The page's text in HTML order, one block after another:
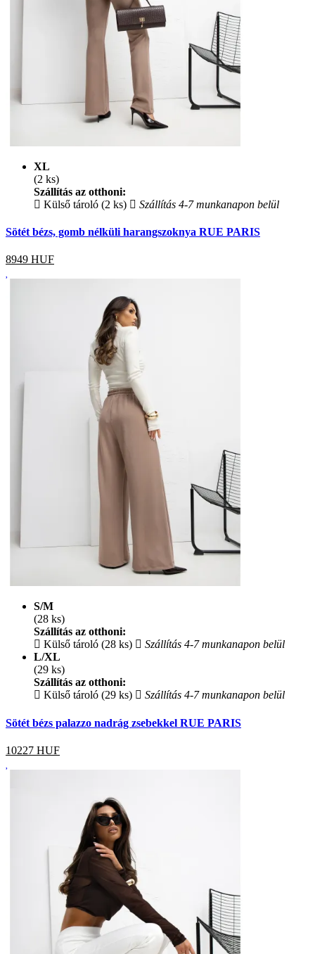
XL
(2 ks)
Szállítás az otthoni:
Külső tároló (2 ks)
Szállítás 4-7 munkanapon belül
Sötét bézs, gomb nélküli harangszoknya RUE PARIS
8949 HUF
S/M
(28 ks)
Szállítás az otthoni:
Külső tároló (28 ks)
Szállítás 4-7 munkanapon belül
L/XL
(29 ks)
Szállítás az otthoni:
Külső tároló (29 ks)
Szállítás 4-7 munkanapon belül
Sötét bézs palazzo nadrág zsebekkel RUE PARIS
10227 HUF